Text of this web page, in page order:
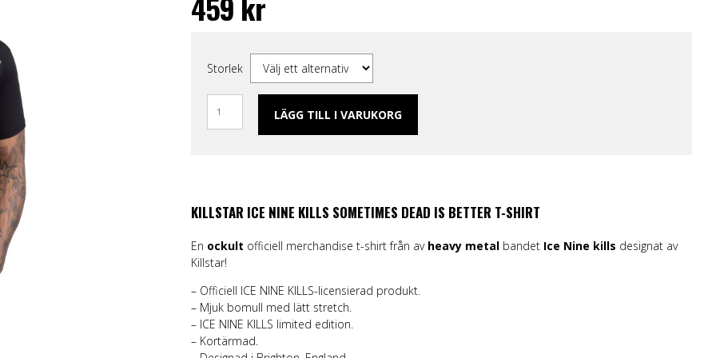
Läder/vegan armband &Tygmärken / Patchar
Läder/vegan armband & Nitarmband
Lila
SvartStorlek
LÄGG TILL I VARUKORG
KILLSTAR ICE NINE KILLS SOMETIMES DEAD IS BETTER T-SHIRT
En ockult officiell merchandise t-shirt från av heavy metal bandet Ice Nine kills designat av
Killstar!
– Officiell ICE NINE KILLS-licensierad produkt.
– Mjuk bomull med lätt stretch.
– ICE NINE KILLS limited edition.
– Kortärmad.